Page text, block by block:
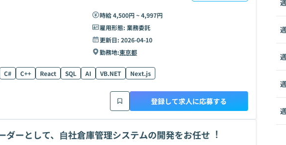
時給 4,500円 ~ 4,997円
雇用形態: 業務委託
更新日: 2026-04-10
勤務地:東京都
C# C++ React SQL AI VB.NET Next.js
登録して求人に応募する
ダーとして、⾃社倉庫管理システムの開発をお任せ︕